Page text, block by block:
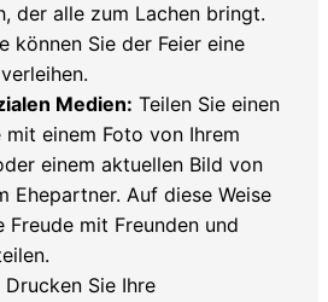
der alle zum Lachen bringt.
können Sie der Feier eine
Medien: Teilen Sie einen
mit einem Foto von Ihrem
einem aktuellen Bild von
Ehepartner. Auf diese Weise
Freude mit Freunden und
Drucken Sie Ihre